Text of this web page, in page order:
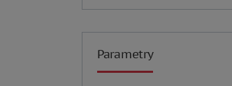
Parametry